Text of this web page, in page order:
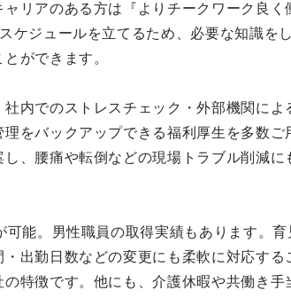
リアのある方は『よりチークワーク良く
ケジュールを立てるため、必要な知識を
ができます。
内でのストレスチェック・外部機関によ
をバックアップできる福利厚生を多数ご
、腰痛や転倒などの現場トラブル削減に
能。男性職員の取得実績もあります。育
出勤日数などの変更にも柔軟に対応する
特徴です。他にも、介護休暇や共働き手